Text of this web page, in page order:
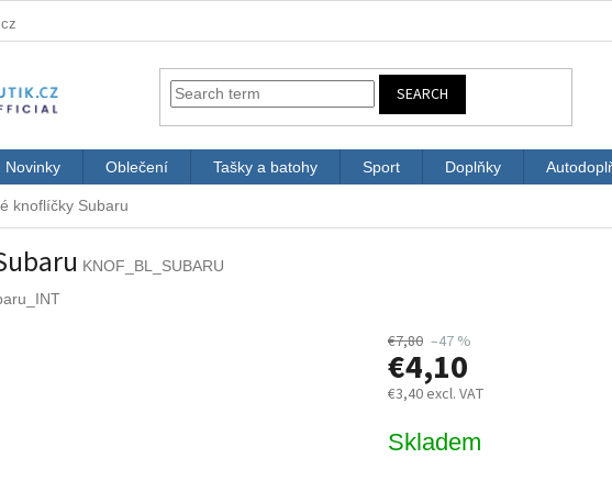
SEARCH
Novinky Oblečení Tašky a batohy Sport Doplňky
knoflíčky Subaru
KNOF_BL_SUBARU
€7,80 –47 %
€4,10
€3,40 excl. VAT
price:
Skladem